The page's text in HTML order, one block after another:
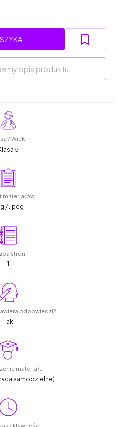
opis produktu
/ Wiek
5
materiałów
/ .jpeg
stron
1
odpowiedzi?
Tak
materiału
samodzielne)